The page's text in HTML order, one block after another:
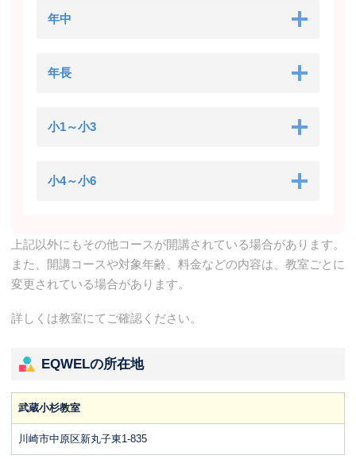
年中
年長
小1～小3
小4～小6
上記以外にもその他コースが開講されている場合があります。
また、開講コースや対象年齢、料金などの内容は、教室ごとに
変更されている場合があります。
詳しくは教室にてご確認ください。
EQWELの所在地
武蔵小杉教室
川崎市中原区新丸子東1-835